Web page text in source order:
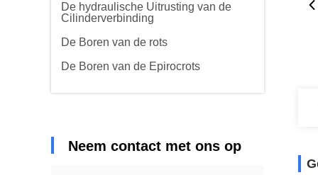
De hydraulische Uitrusting van de
Cilinderverbinding
De Boren van de rots
De Boren van de Epirocrots
Neem contact met ons op